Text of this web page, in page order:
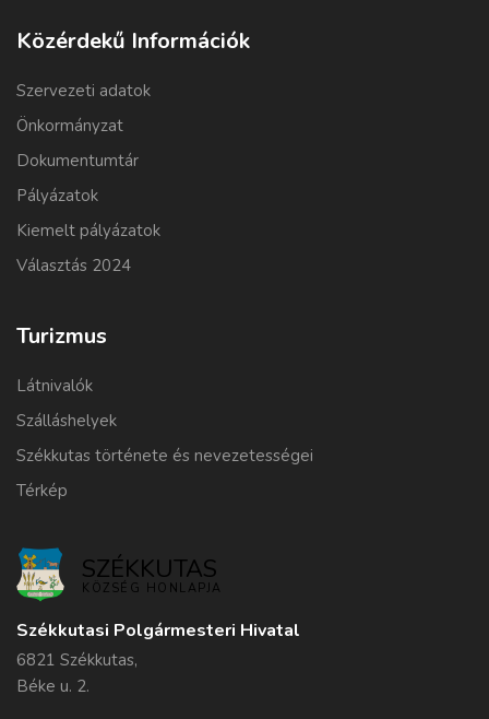
Közérdekű Információk
Szervezeti adatok
Önkormányzat
Dokumentumtár
Pályázatok
Kiemelt pályázatok
Választás 2024
Turizmus
Látnivalók
Szálláshelyek
Székkutas története és nevezetességei
Térkép
SZÉKKUTAS
KÖZSÉG HONLAPJA
Székkutasi Polgármesteri Hivatal
6821 Székkutas,
Béke u. 2.